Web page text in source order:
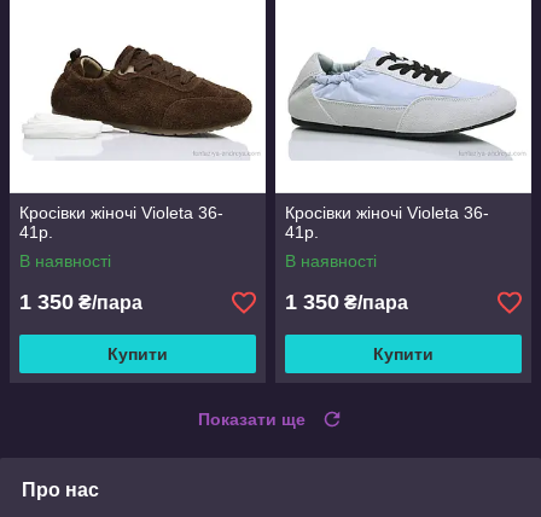
Кросівки жіночі Violeta 36-
41р.
В наявності
1 350 ₴/пара
Купити
Кросівки жіночі Violeta 36-
41р.
В наявності
1 350 ₴/пара
Купити
Показати ще
Про нас